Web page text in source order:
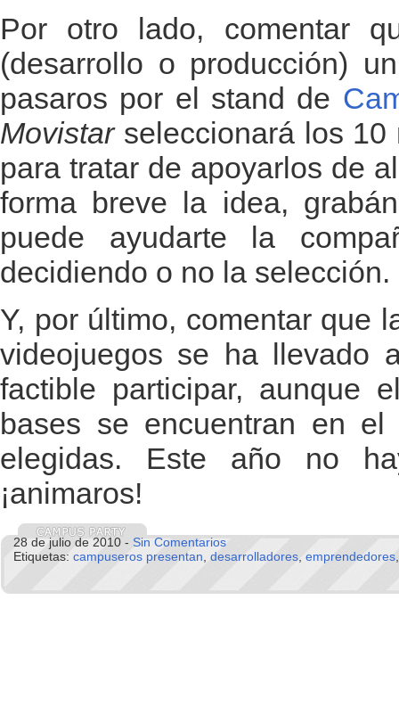
Por otro lado, comentar
(desarrollo o producción)
pasaros por el stand de
Movistarseleccionará los 10
para tratar de apoyarlos de
forma breve la idea,
puede ayudarte la
decidiendo o no la selección.
Y, por último, comentar que
videojuegos se ha llevado
factible participar, aunque
bases se encuentran en
elegidas. Este año no
¡animaros!
28 de julio de 2010 - Sin Comentarios
Etiquetas: campuseros presentan, desarrolladores, emprendedores